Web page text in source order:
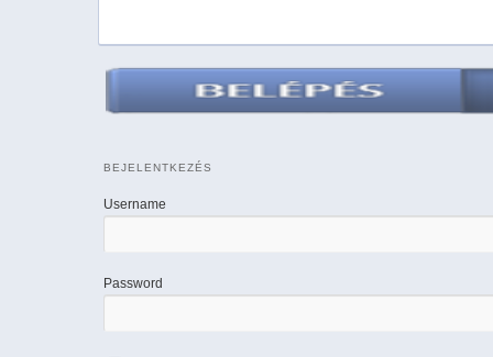
BEJELENTKEZÉS
Username
Password